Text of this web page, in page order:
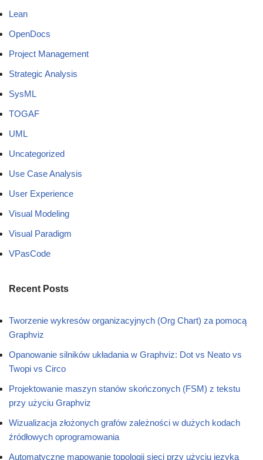
Lean
OpenDocs
Project Management
Strategic Analysis
SysML
TOGAF
UML
Uncategorized
Use Case Analysis
User Experience
Visual Modeling
Visual Paradigm
VPasCode
Recent Posts
Tworzenie wykresów organizacyjnych (Org Chart) za pomocą
Graphviz
Opanowanie silników układania w Graphviz: Dot vs Neato vs
Twopi vs Circo
Projektowanie maszyn stanów skończonych (FSM) z tekstu
przy użyciu Graphviz
Wizualizacja złożonych grafów zależności w dużych kodach
źródłowych oprogramowania
Automatyczne mapowanie topologii sieci przy użyciu języka